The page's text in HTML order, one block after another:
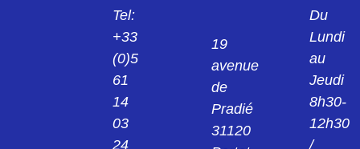
Tel:
+33
(0)5
61
14
03
24
19
avenue
de
Pradié
31120
Du
Lundi
au
Jeudi
8h30-
12h30
/